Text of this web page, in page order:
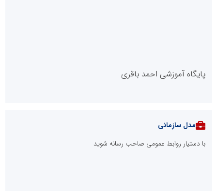
پایگاه آموزشی احمد باقری
مدل سازمانی
با دستیار روابط عمومی صاحب رسانه شوید